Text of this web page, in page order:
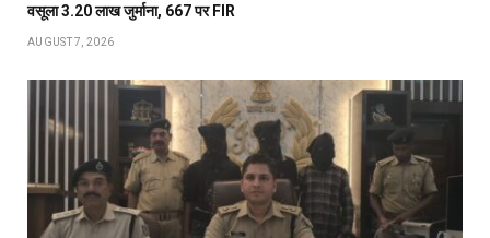
वसूला 3.20 लाख जुर्माना, 667 पर FIR
AUGUST 7, 2026